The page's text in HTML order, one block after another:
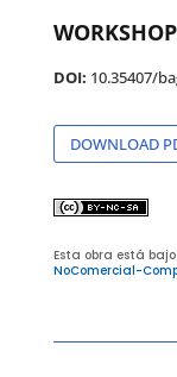
DOI: 10.35407/
DOWNLOAD
Esta obra está
NoComercial-